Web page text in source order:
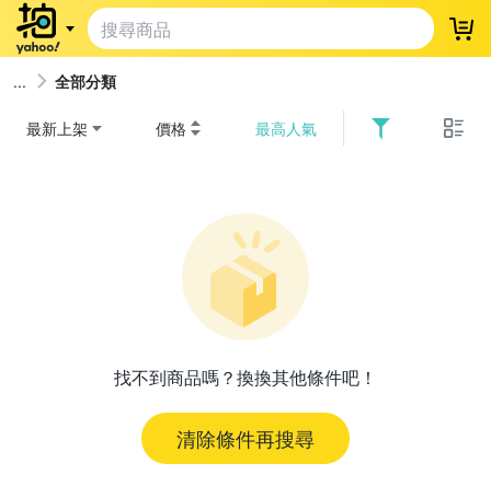
登
全部分類
最新上架 價格 最高人氣
找不到商品嗎？換換其他條件吧！
清除條件再搜尋